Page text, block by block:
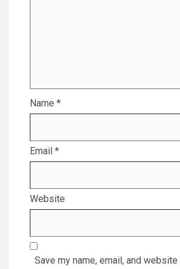
Name *
Email *
Website
Save my name, email, and